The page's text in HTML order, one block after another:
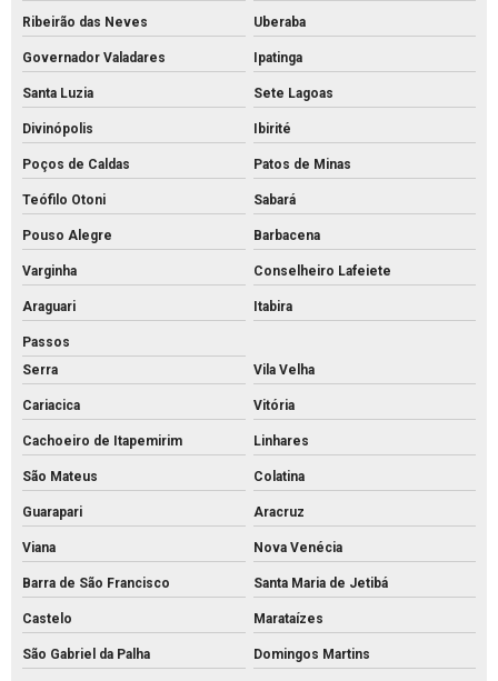
Grelha de concreto
Intertravado de concreto comprar
Intertravado de concreto preço
Intertravado de concreto
Intertravados de concreto pisos
Meio fio de concreto para calçada
Meio fio de concreto comprar
Meio fio de concreto valor
Meio fio de concreto a venda
Meio fio de concreto
Mourão de concreto para cerca comprar
Mourão de concreto rs
Mourões de concreto 10x10 preço
Mourões de concreto para alambrado
Mourões de concreto para cerca preço
Mourões de concreto para cerca valores
Ribeirão das Neves Uberaba
Governador Valadares Ipatinga
Santa Luzia Sete Lagoas
Divinópolis Ibirité
Poços de Caldas Patos de Minas
Teófilo Otoni Sabará
Pouso Alegre Barbacena
Varginha Conselheiro Lafeiete
Araguari Itabira
Passos
Serra
Vila Velha
Cariacica Vitória
Cachoeiro de Itapemirim Linhares
São Mateus Colatina
Guarapari Aracruz
Viana Nova Venécia
Barra de São Francisco Santa Maria de Jetibá
Castelo Marataízes
São Gabriel da Palha Domingos Martins